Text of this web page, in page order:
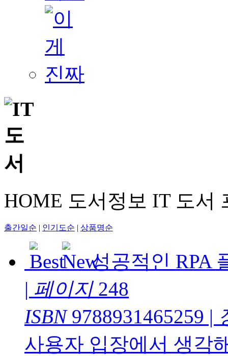
HOME 도서정보 IT 도서
출간일순 | 인기도순 | 상품명순
성공적인 RPA
| 페이지248
ISBN9788931465259 |
사용자 입장에서 생각